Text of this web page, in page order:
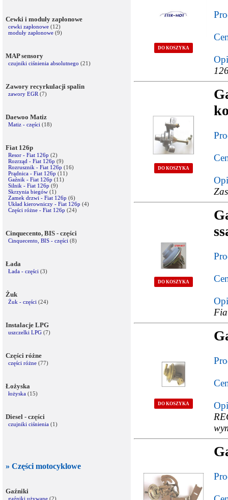
Cewki i moduły zapłonowe
cewki zapłonowe (12)
moduły zapłonowe (9)
MAP sensory
czujniki ciśnienia absolutnego (21)
Zawory recyrkulacji spalin
zawory EGR (7)
Daewoo Matiz
Matiz - części (18)
Fiat 126p
Resor - Fiat 126p (2)
Rozrząd - Fiat 126p (9)
Rozrusznik - Fiat 126p (16)
Prądnica - Fiat 126p (11)
Gaźnik - Fiat 126p (11)
Silnik - Fiat 126p (9)
Skrzynia biegów (1)
Zamek drzwi - Fiat 126p (6)
Układ kierowniczy - Fiat 126p (4)
Części różne - Fiat 126p (24)
Cinquecento, BIS - części
Cinquecento, BIS - części (8)
Łada
Łada - części (3)
Żuk
Żuk - części (24)
Instalacje LPG
uszczelki LPG (7)
Części różne
części różne (77)
Łożyska
łożyska (15)
Diesel - części
czujniki ciśnienia (1)
» Części motocyklowe
Gaźniki
gaźniki używane (2)
DO KOSZYKA
DO KOSZYKA
DO KOSZYKA
DO KOSZYKA